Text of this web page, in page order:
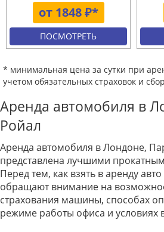
от 1848 ₽*
ПОСМОТРЕТЬ
* минимальная цена за сутки при
учетом обязательных страховок и
Аренда автомобиля в
Ройал
Аренда автомобиля в Лондоне,
представлена лучшими
Перед тем, как взять в аренду
обращают внимание на
страхования машины, способах
режиме работы офиса и условиях